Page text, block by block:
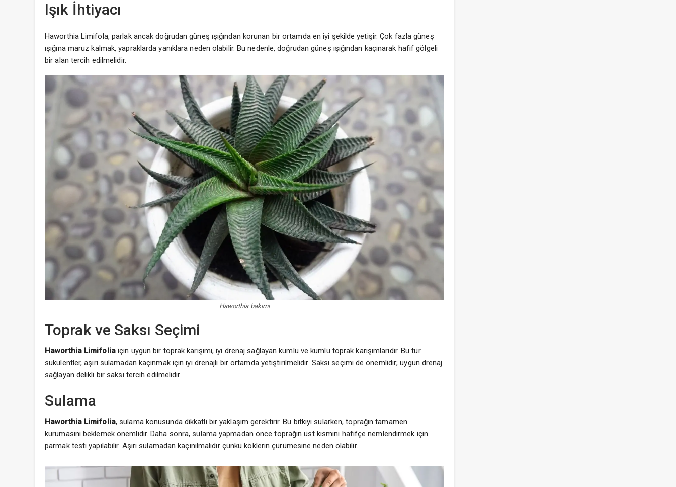
Işık İhtiyacı
Haworthia Limifola, parlak ancak doğrudan güneş ışığından korunan bir ortamda en iyi şekilde yetişir. Çok fazla güneş
ışığına maruz kalmak, yapraklarda yanıklara neden olabilir. Bu nedenle, doğrudan güneş ışığından kaçınarak hafif gölgeli
bir alan tercih edilmelidir.
Haworthia bakımı
Toprak ve Saksı Seçimi
Haworthia Limifoliaiçin uygun bir toprak karışımı, iyi drenaj sağlayan kumlu ve kumlu toprak karışımlarıdır. Bu tür
sukulentler, aşırı sulamadan kaçınmak için iyi drenajlı bir ortamda yetiştirilmelidir. Saksı seçimi de önemlidir; uygun drenaj
sağlayan delikli bir saksı tercih edilmelidir.
Sulama
Haworthia Limifolia, sulama konusunda dikkatli bir yaklaşım gerektirir. Bu bitkiyi sularken, toprağın tamamen
kurumasını beklemek önemlidir. Daha sonra, sulama yapmadan önce toprağın üst kısmını hafifçe nemlendirmek için
parmak testi yapılabilir. Aşırı sulamadan kaçınılmalıdır çünkü köklerin çürümesine neden olabilir.